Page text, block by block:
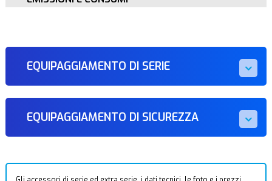
EQUIPAGGIAMENTO DI SERIE
EQUIPAGGIAMENTO DI SICUREZZA